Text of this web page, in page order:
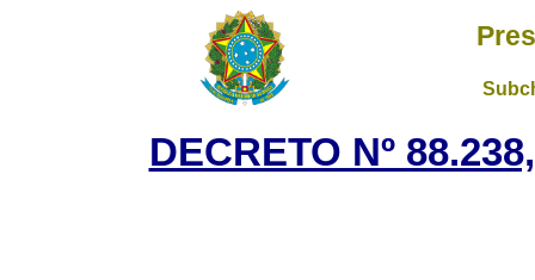
DECRETO Nº